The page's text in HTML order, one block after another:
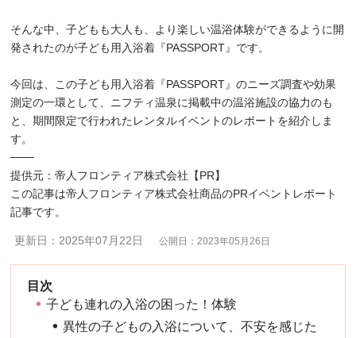
そんな中、子どもも大人も、より楽しい温浴体験ができるように開
発されたのが子ども用入浴着『PASSPORT』です。
今回は、この子ども用入浴着『PASSPORT』のニーズ調査や効果
測定の一環として、ニフティ温泉に掲載中の温浴施設の協力のも
と、期間限定で行われたレンタルイベントのレポートを紹介しま
す。
───
提供元：帝人フロンティア株式会社【PR】
この記事は帝人フロンティア株式会社商品のPRイベントレポート
記事です。
更新日：2025年07月22日 公開日：2023年05月26日
子ども連れの入浴の困った！体験
異性の子どもの入浴について、不安を感じた